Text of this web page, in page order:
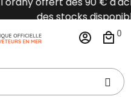
stocks disponible
0